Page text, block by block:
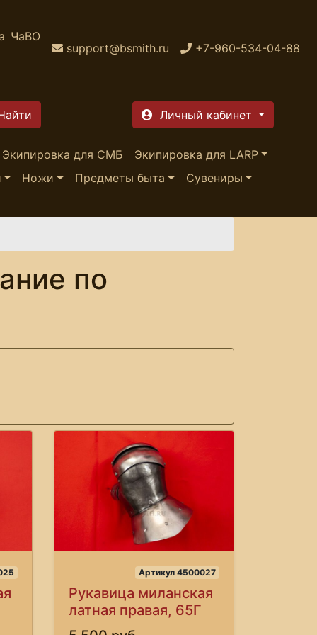
ЧаВО
support@bsmith.ru +7-960-534-04-88
Личный кабинет
Экипировка для СМБ
Экипировка для LARP
Ножи Предметы быта
Сувениры
по
Артикул 4500027
Рукавица миланская
латная правая, 65Г